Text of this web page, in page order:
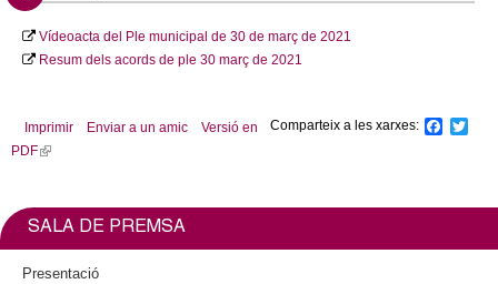
Vídeoacta del Ple municipal de 30 de març de 2021
Resum dels acords de ple 30 març de 2021
Comparteix a les xarxes:
k
Imprimir Enviar a un amic
Versió en
PDF(
n
i
SALA DE PREMSA
Presentació